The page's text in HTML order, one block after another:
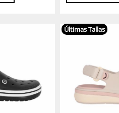
Últimas Tallas